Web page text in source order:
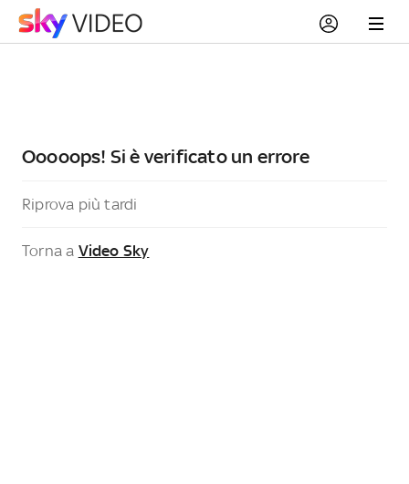
Ooooops! Si è verificato un errore
Riprova più tardi
Torna a Video Sky